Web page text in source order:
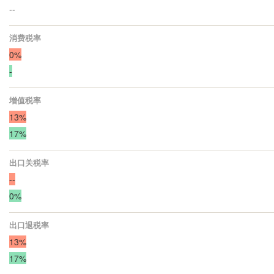
--
消费税率
0%
-
增值税率
13%
17%
出口关税率
--
0%
出口退税率
13%
17%